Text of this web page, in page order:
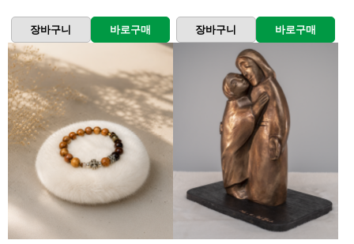
장바구니 바로구매 장바구니 바로구매